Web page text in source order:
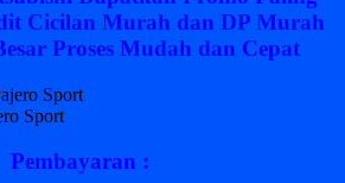
Cicilan Murah dan DP Murah
Proses Mudah dan Cepat
Sport
Pembayaran :